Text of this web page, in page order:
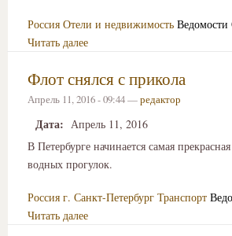
Россия Отели и недвижимость
Читать далее
Флот снялся с прикола
Апрель 11, 2016 - 09:44 —редактор
Дата: Апрель 11, 2016
В Петербурге начинается самая
водных прогулок.
Россия г. Санкт-Петербург Транспорт
Читать далее